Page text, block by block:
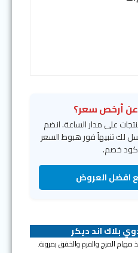
أرخص سعر؟
على مدار الساعة. انضم
لك تنبيهاً فور هبوط السعر
كود خصم.
افضل العروض
بلاك اند ديكر
المزج والفرم والخفق بمرونة.